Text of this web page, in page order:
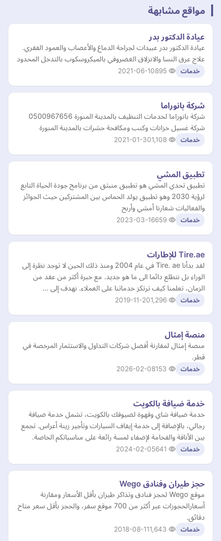
مواقع مشابهة
عيادة الدكتور بدر
عيادة الدكتور بدر عبيدات لجراحة الدماغ والأعصاب والعمود الفقري.
علاج عرق النسا والانزلاق الغضروفي بالميكروسكوب بالتدخل المحدود
خدمات 2021-06-10
شركة بانوراما
شركة بانوراما لخدمات التنظيف بالمدينة المنورة 0500967656
شركة غسيل خزانات وكنب ومكافحة حشرات بالمدينة المنورة
خدمات 2021-01-30
تطبيق المشي
تطبيق تحدي المشي هو تطبيق منبثق من برنامج جودة الحياة التابع
لرؤية 2030 وهو تطبيق يولد الحماس بين المشتركين حيث الجوائز
والفعاليات شعارنا أمشي وأربح
خدمات 2023-03-16
Tire.ae للإطارات
لقد بدأنا Tire. ae في عام 2004 ومنذ ذلك الحين لا توجد نظرة إلى
الوراء بل نتطلع دائما الى ما هو جديد. مع خبرة أكثر من عقد من
الزمان، تعلمنا كيف ترتكز خدماتنا على العملاء. نهدف إلى …
خدمات 2019-11-20
منصة إمثال
منصة إمثال لمقارنة أفضل شركات التداول والاستثمار المرخصة في
قطر.
خدمات 2026-02-08
خدمة ضيافة بالكويت
خدمة ضيافة شاي وقهوة لضيوفك بالكويت، تشمل خدمة ضيافة
رجالي، بالإضافة إلى خدمة إيقاف السيارات وتأجير زينة أعراس. تجمع
بين الأناقة والفخامة لإضفاء لمسة رائعة على مناسباتكم الخاصة.
خدمات 2024-02-05
حجز طيران وفنادق Wego
موقع Wego لحجز فنادق وتذاكر طيران بأقل الأسعار ومقارنة
أسعارالحجوزات عبر أكثر من 700 موقع سفر، والحجز بأقل سعر متاح
دقائق.
خدمات 2018-08-11